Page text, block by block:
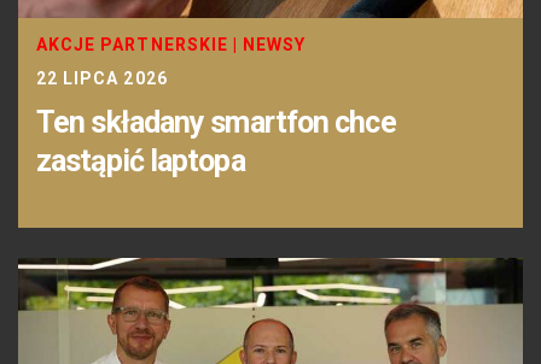
AKCJE PARTNERSKIE
NEWSY
22 LIPCA 2026
Ten składany smartfon chce
zastąpić laptopa